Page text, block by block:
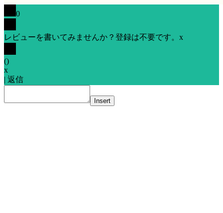
0
レビューを書いてみませんか？登録は不要です。 x
()
x
| 返信
Insert